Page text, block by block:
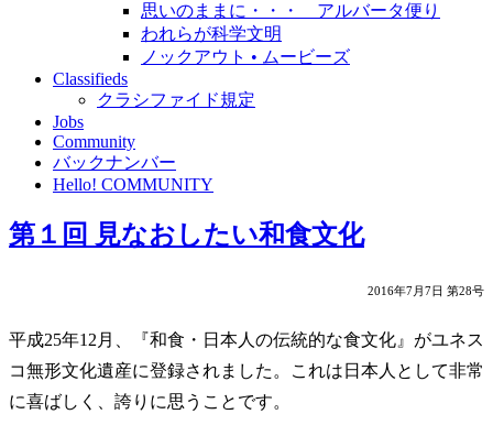
思いのままに・・・ アルバータ便り
われらが科学文明
ノックアウト • ムービーズ
Classifieds
クラシファイド規定
Jobs
Community
バックナンバー
Hello! COMMUNITY
第１回 見なおしたい和食文化
2016年7月7日 第28号
平成25年12月、『和食・日本人の伝統的な食文化』がユネス
コ無形文化遺産に登録されました。これは日本人として非常
に喜ばしく、誇りに思うことです。